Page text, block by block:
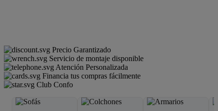
Precio Garantizado
Servicio de montaje disponible
Atención Personalizada
Financia tus compras fácilmente
Club Confo